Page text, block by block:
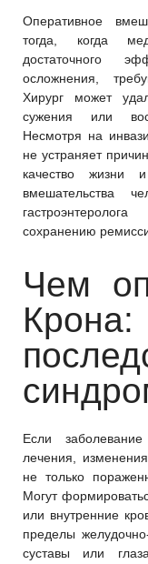
Оперативное
тогда, когда
достаточного
осложнения,
Хирург может
сужения или
Несмотря на
не устраняет
качество жизни
вмешательства
сохранению
Чем
Крона:
Если
лечения,
не только
Могут
или внутренние
пределы
суставы или